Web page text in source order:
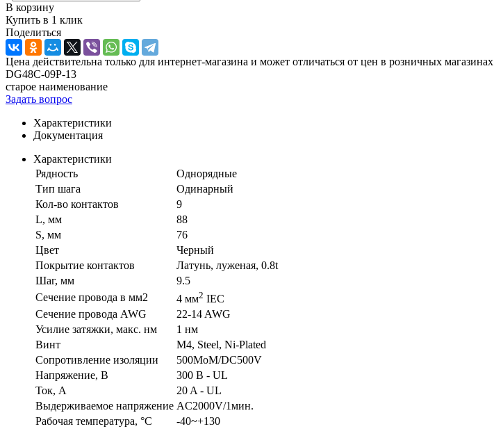
В корзину
Купить в 1 клик
Поделиться
Цена действительна только для интернет-магазина и может отличаться от цен в розничных магазинах
DG48C-09P-13
старое наименование
Задать вопрос
Характеристики
Документация
Характеристики
Рядность
Однорядные
Тип шага
Одинарный
Кол-во контактов
9
L, мм
88
S, мм
76
Цвет
Черный
Покрытие контактов
Латунь, луженая, 0.8t
Шаг, мм
9.5
Сечение провода в мм2
4 мм2 IEC
Сечение провода AWG
22-14 AWG
Усилие затяжки, макс. нм
1 нм
Винт
M4, Steel, Ni-Plated
Сопротивление изоляции
500MoM/DC500V
Напряжение, В
300 В - UL
Ток, А
20 A - UL
Выдерживаемое напряжение AC2000V/1мин.
Рабочая температура, °C
-40~+130